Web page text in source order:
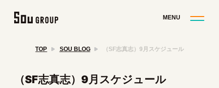
TOP SOU BLOG （SF志真志）9月スケジュール
（SF志真志）9月スケジュール